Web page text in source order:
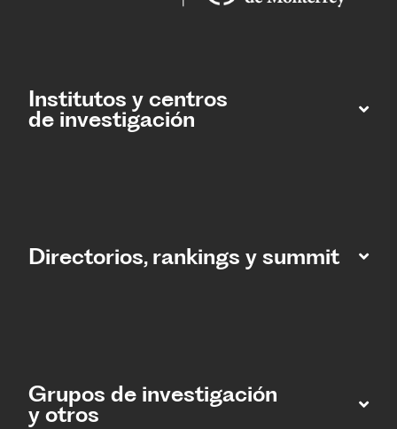
Institutos y centros
de investigación
Directorios, rankings y summit
Grupos de investigación
y otros